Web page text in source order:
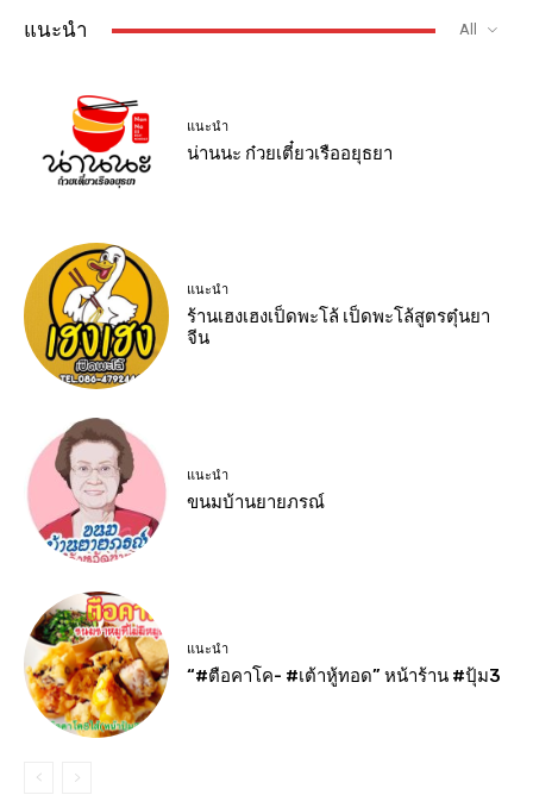
แนะนำ All
แนะนำ
น่านนะ ก๋วยเตี๋ยวเรืออยุธยา
แนะนำ
ร้านเฮงเฮงเป็ดพะโล้ เป็ดพะโล้สูตรตุ๋นยา
จีน
แนะนำ
ขนมบ้านยายภรณ์
แนะนำ
“#ตือคาโค- #เต้าหู้ทอด” หน้าร้าน #ปุ้ม3